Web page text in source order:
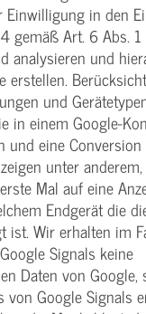
in den
gemäß Art. 6 Abs. 1
analysieren und
erstellen.
und
in einem Google-
und eine
unter
Mal auf eine
Endgerät die
ist. Wir erhalten im
Signals keine
Daten von Google,
von Google Signals